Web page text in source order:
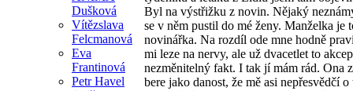
Dušková
Vítězslava
Felcmanová
Eva
Frantinová
Petr Havel
Byl na výstřižku z novin. Nějaký
se v něm pustil do mé ženy. Manželka je
novinářka. Na rozdíl ode mne hodně
mi leze na nervy, ale už dvacetlet to
nezměnitelný fakt. I tak jí mám rád. Ona
bere jako danost, že mě asi nepřesvědčí o